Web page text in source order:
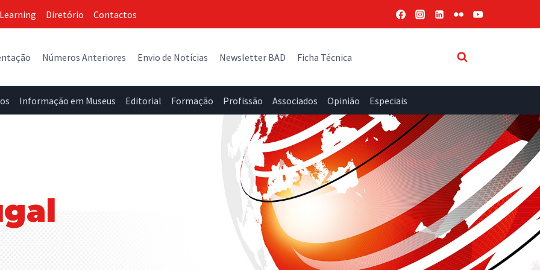
Diretório Contactos
Números Anteriores Envio de Notícias Newsletter BAD Ficha Técnica
Informação em Museus Editorial Formação Profissão Associados Opinião Especiais